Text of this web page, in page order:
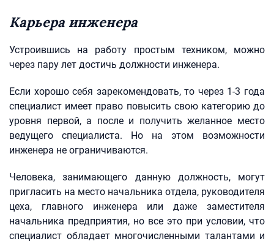
Карьера инженера
Устроившись на работу простым техником, можно
через пару лет достичь должности инженера.
Если хорошо себя зарекомендовать, то через 1-3 года
специалист имеет право повысить свою категорию до
уровня первой, а после и получить желанное место
ведущего специалиста. Но на этом возможности
инженера не ограничиваются.
Человека, занимающего данную должность, могут
пригласить на место начальника отдела, руководителя
цеха, главного инженера или даже заместителя
начальника предприятия, но все это при условии, что
специалист обладает многочисленными талантами и